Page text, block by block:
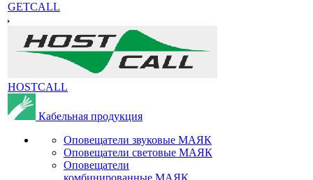
GETCALL
HOSTCALL
Кабельная продукция
Оповещатели звуковые МАЯК
Оповещатели световые МАЯК
Оповещатели
комбинированные МАЯК